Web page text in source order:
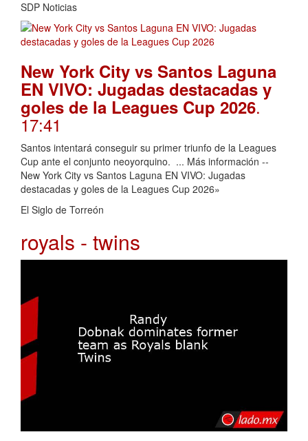
SDP Noticias
New York City vs Santos Laguna
EN VIVO: Jugadas destacadas y
goles de la Leagues Cup 2026.
17:41
Santos intentará conseguir su primer triunfo de la Leagues
Cup ante el conjunto neoyorquino. ... Más información --
New York City vs Santos Laguna EN VIVO: Jugadas
destacadas y goles de la Leagues Cup 2026»
El Siglo de Torreón
royals - twins